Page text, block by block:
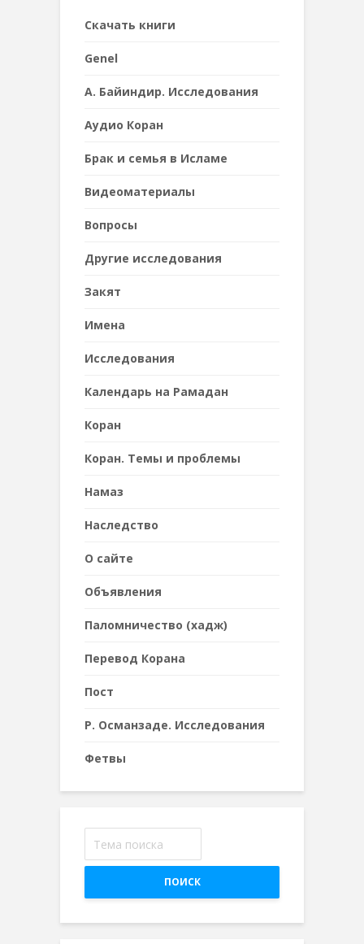
Cкачать книги
Genel
А. Байиндир. Исследования
Аудио Коран
Брак и семья в Исламе
Видеоматериалы
Вопросы
Другие исследования
Закят
Имена
Исследования
Календарь на Рамадан
Коран
Коран. Темы и проблемы
Намаз
Наследствo
О сайте
Объявления
Паломничество (хадж)
Перевод Корана
Пост
Р. Османзаде. Исследования
Фетвы
ПОИСК